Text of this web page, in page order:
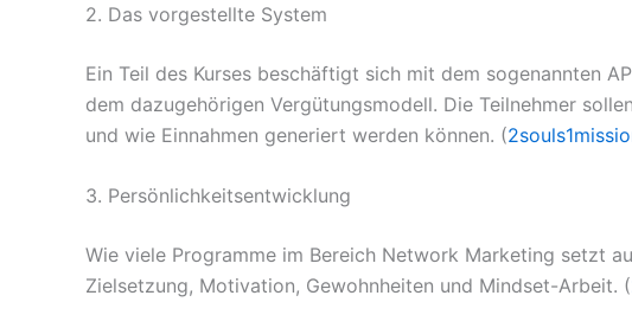
2. Das vorgestellte System
Ein Teil des Kurses beschäftigt sich mit dem sogenannten
dem dazugehörigen Vergütungsmodell. Die Teilnehmer
und wie Einnahmen generiert werden können. (
3. Persönlichkeitsentwicklung
Wie viele Programme im Bereich Network Marketing setzt
Zielsetzung, Motivation, Gewohnheiten und Mindset-Arbeit. (